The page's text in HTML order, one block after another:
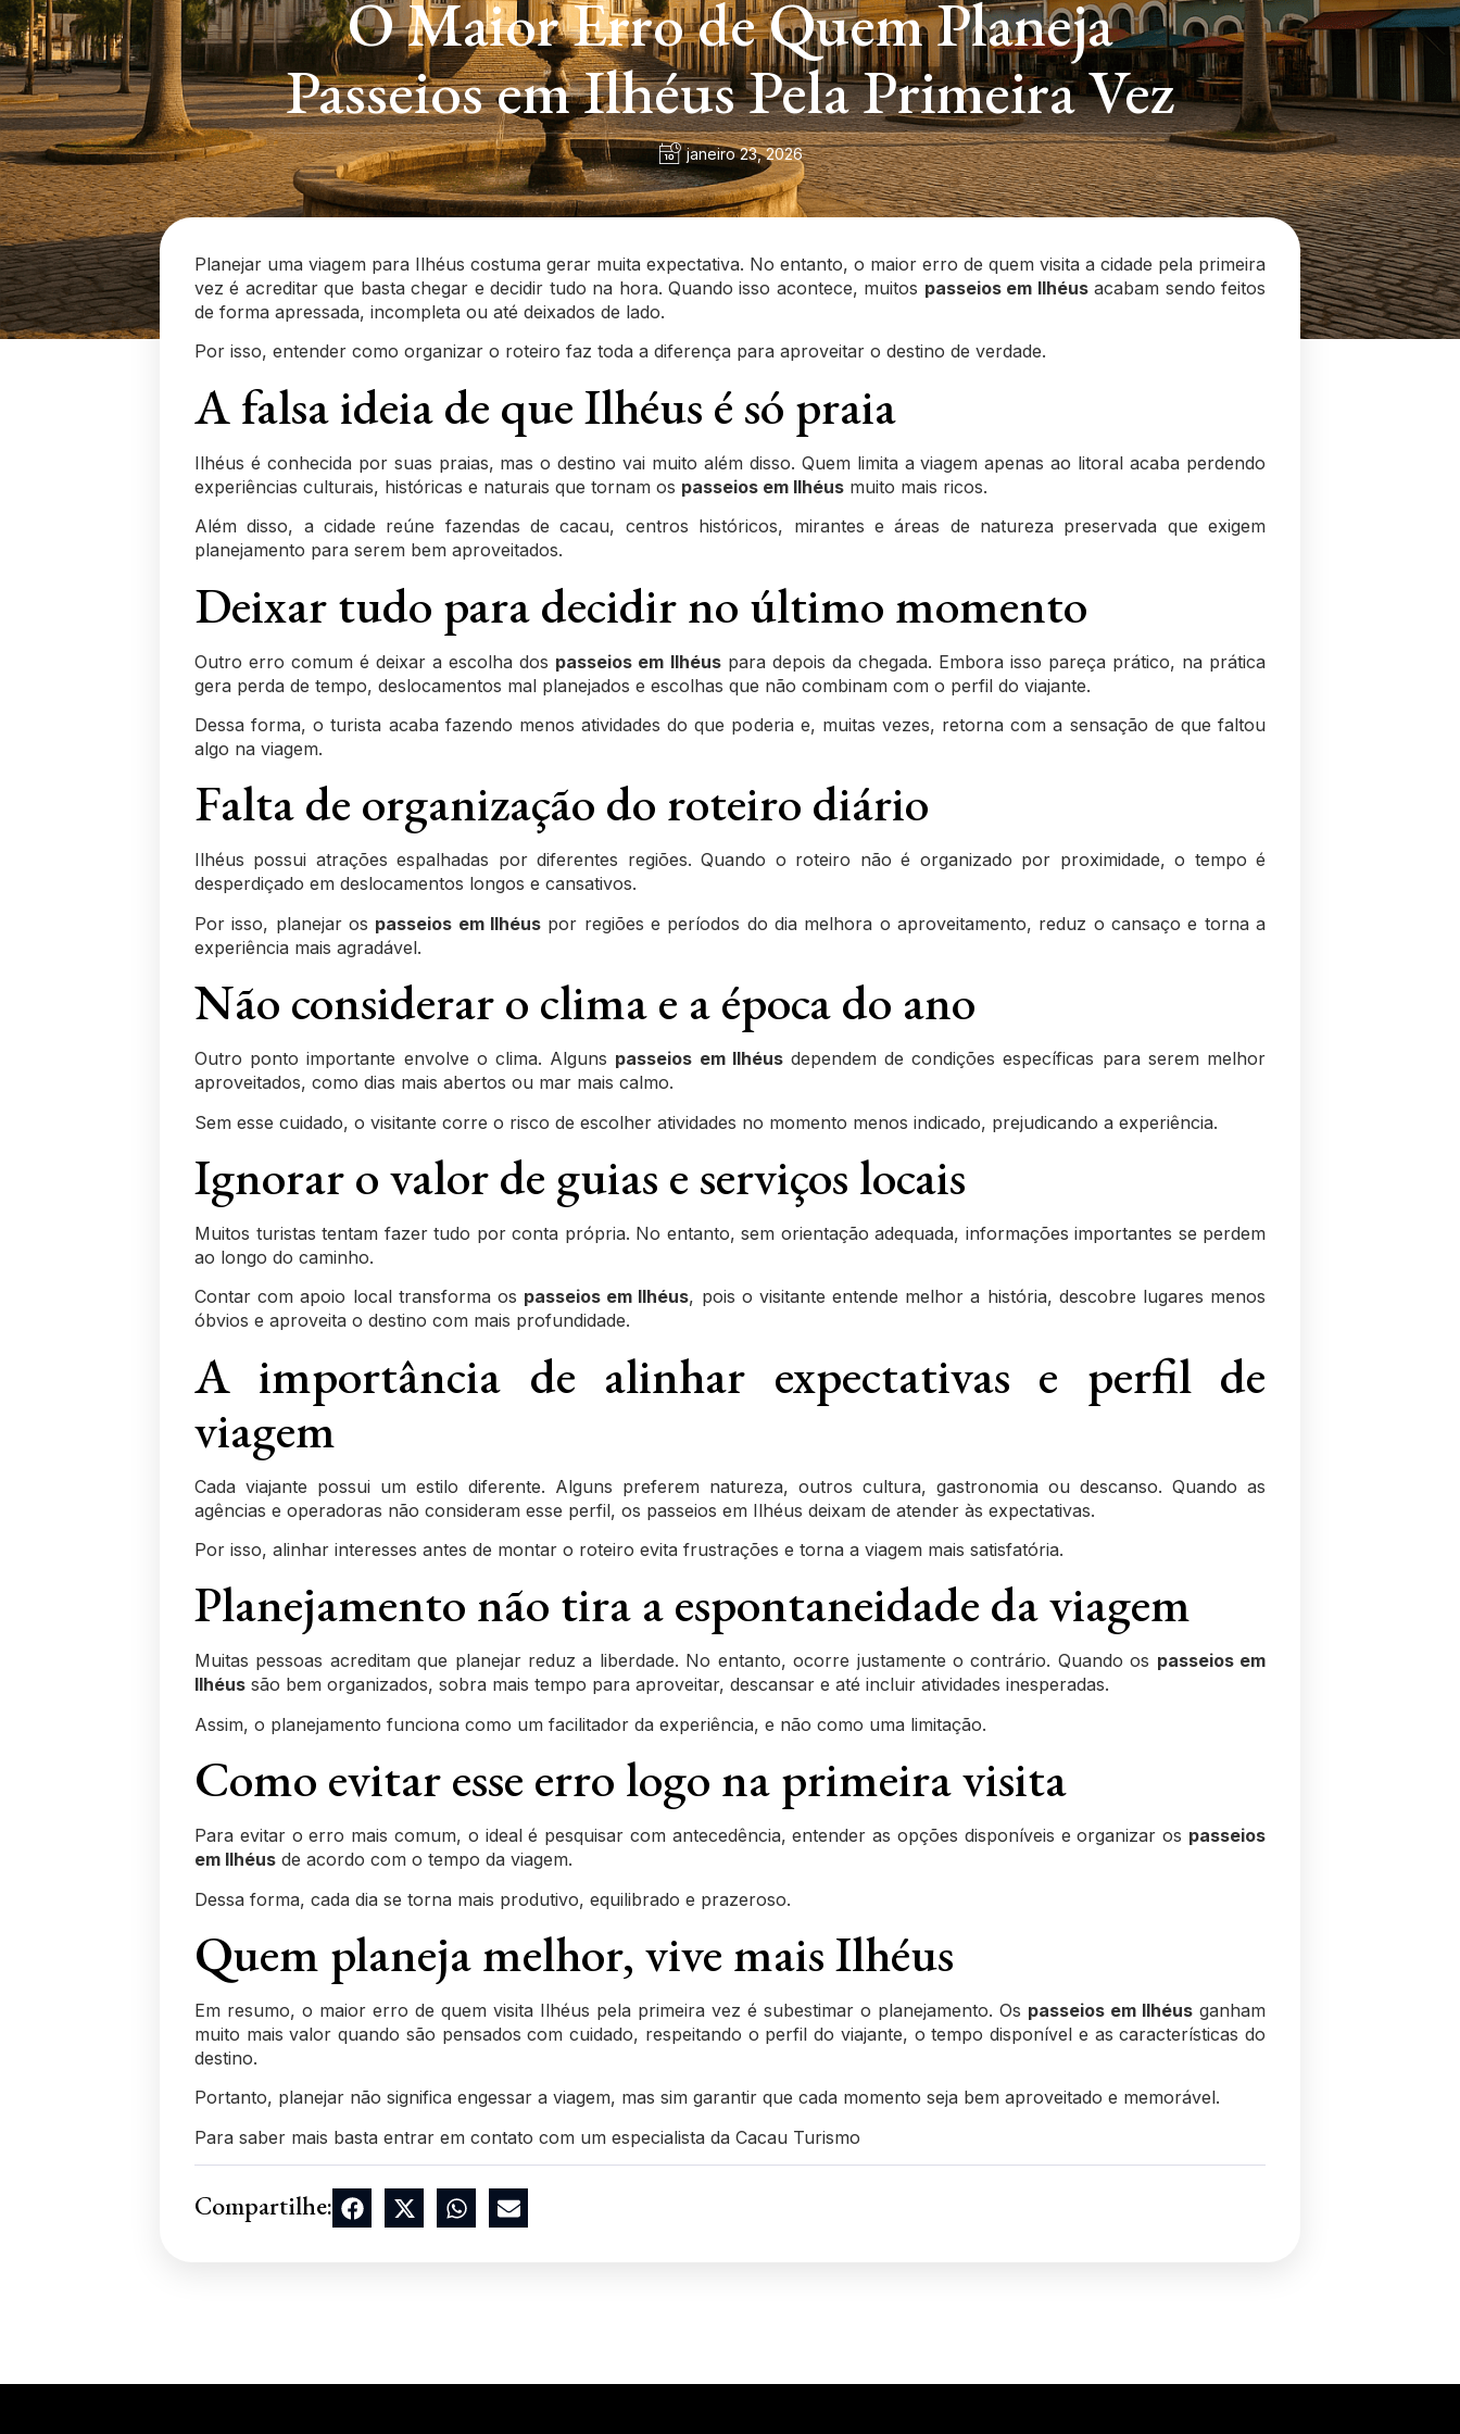
O Maior Erro de Quem Planeja
Passeios em Ilhéus Pela Primeira Vez
janeiro 23, 2026
Planejar uma viagem para Ilhéus costuma gerar muita expectativa. No entanto, o maior erro de quem visita a cidade pela primeira
vez é acreditar que basta chegar e decidir tudo na hora. Quando isso acontece, muitos passeios em Ilhéusacabam sendo feitos
de forma apressada, incompleta ou até deixados de lado.
Por isso, entender como organizar o roteiro faz toda a diferença para aproveitar o destino de verdade.
A falsa ideia de que Ilhéus é só praia
Ilhéus é conhecida por suas praias, mas o destino vai muito além disso. Quem limita a viagem apenas ao litoral acaba perdendo
experiências culturais, históricas e naturais que tornam os passeios em Ilhéus muito mais ricos.
Além disso, a cidade reúne fazendas de cacau, centros históricos, mirantes e áreas de natureza preservada que exigem
planejamento para serem bem aproveitados.
Deixar tudo para decidir no último momento
Outro erro comum é deixar a escolha dos passeios em Ilhéuspara depois da chegada. Embora isso pareça prático, na prática
gera perda de tempo, deslocamentos mal planejados e escolhas que não combinam com o perfil do viajante.
Dessa forma, o turista acaba fazendo menos atividades do que poderia e, muitas vezes, retorna com a sensação de que faltou
algo na viagem.
Falta de organização do roteiro diário
Ilhéus possui atrações espalhadas por diferentes regiões. Quando o roteiro não é organizado por proximidade, o tempo é
desperdiçado em deslocamentos longos e cansativos.
Por isso, planejar os passeios em Ilhéus por regiões e períodos do dia melhora o aproveitamento, reduz o cansaço e torna a
experiência mais agradável.
Não considerar o clima e a época do ano
Outro ponto importante envolve o clima. Alguns passeios em Ilhéusdependem de condições específicas para serem melhor
aproveitados, como dias mais abertos ou mar mais calmo.
Sem esse cuidado, o visitante corre o risco de escolher atividades no momento menos indicado, prejudicando a experiência.
Ignorar o valor de guias e serviços locais
Muitos turistas tentam fazer tudo por conta própria. No entanto, sem orientação adequada, informações importantes se perdem
ao longo do caminho.
Contar com apoio local transforma os passeios em Ilhéus, pois o visitante entende melhor a história, descobre lugares menos
óbvios e aproveita o destino com mais profundidade.
A importância de alinhar expectativas e perfil de
viagem
Cada viajante possui um estilo diferente. Alguns preferem natureza, outros cultura, gastronomia ou descanso. Quando as
agências e operadoras não consideram esse perfil, os passeios em Ilhéus deixam de atender às expectativas.
Por isso, alinhar interesses antes de montar o roteiro evita frustrações e torna a viagem mais satisfatória.
Planejamento não tira a espontaneidade da viagem
Muitas pessoas acreditam que planejar reduz a liberdade. No entanto, ocorre justamente o contrário. Quando os passeios em
Ilhéus são bem organizados, sobra mais tempo para aproveitar, descansar e até incluir atividades inesperadas.
Assim, o planejamento funciona como um facilitador da experiência, e não como uma limitação.
Como evitar esse erro logo na primeira visita
Para evitar o erro mais comum, o ideal é pesquisar com antecedência, entender as opções disponíveis e organizar os passeios
em Ilhéus de acordo com o tempo da viagem.
Dessa forma, cada dia se torna mais produtivo, equilibrado e prazeroso.
Quem planeja melhor, vive mais Ilhéus
Em resumo, o maior erro de quem visita Ilhéus pela primeira vez é subestimar o planejamento. Os passeios em Ilhéus ganham
muito mais valor quando são pensados com cuidado, respeitando o perfil do viajante, o tempo disponível e as características do
destino.
Portanto, planejar não significa engessar a viagem, mas sim garantir que cada momento seja bem aproveitado e memorável.
Para saber mais basta entrar em contato com um especialista da Cacau Turismo
Compartilhe: